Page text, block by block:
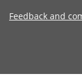
Feedback and